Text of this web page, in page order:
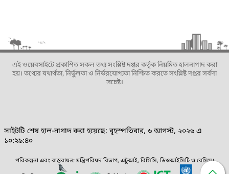
এই ওয়েবসাইটে প্রকাশিত সকল তথ্য সংশ্লিষ্ট দপ্তর কর্তৃক নিয়মিত হালনাগাদ করা
হয়। তথ্যের যথার্থতা, নির্ভুলতা ও নির্ভরযোগ্যতা নিশ্চিত করতে সংশ্লিষ্ট দপ্তর সর্বদা
সচেষ্ট।
সাইটটি শেষ হাল-নাগাদ করা হয়েছে: বৃহস্পতিবার, ৬ আগস্ট, ২০২৬ এ
১০:২৯:৪০
পরিকল্পনা এবং বাস্তবায়ন: মন্ত্রিপরিষদ বিভাগ, এটুআই, বিসিসি, ডিওআইসিটি ও বেসিস।